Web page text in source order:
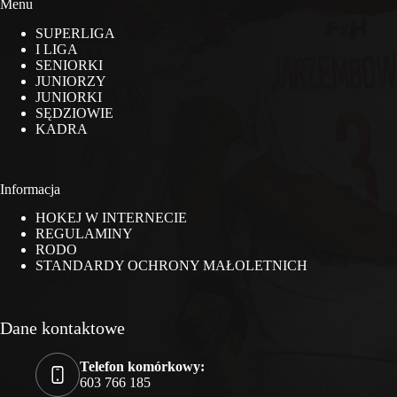
Menu
SUPERLIGA
I LIGA
SENIORKI
JUNIORZY
JUNIORKI
SĘDZIOWIE
KADRA
Informacja
HOKEJ W INTERNECIE
REGULAMINY
RODO
STANDARDY OCHRONY MAŁOLETNICH
Dane kontaktowe
Telefon komórkowy:
603 766 185